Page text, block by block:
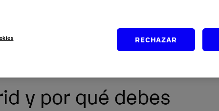
podrán explorar las opciones disponibles
en su carrera. En este artículo, te ofrecemos
para aprovechar al máximo tu visita aAula
las actividades y consejos prácticos para no
y por qué debes
RECHAZAR